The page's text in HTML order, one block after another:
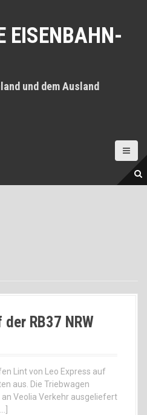
EISENBAHN-
und dem Ausland
RB37 NRW
Lint von Leo Express auf
aus. Die Triebwagen
Veolia Verkehr ausgeliefert